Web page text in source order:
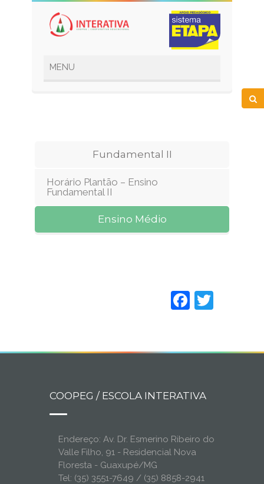
Fundamental II
Horário Plantão – Ensino
Fundamental II
Ensino Médio
COOPEG / ESCOLA INTERATIVA
Endereço: Av. Dr. Esmerino Ribeiro do
Valle Filho, 91 - Residencial Nova
Floresta - Guaxupé/MG
Tel: (35) 3551-7649 / (35) 8858-2941